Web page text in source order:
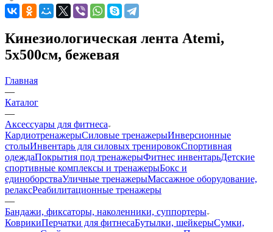
Кинезиологическая лента Atemi,
5х500см, бежевая
Главная
—
Каталог
—
Аксессуары для фитнеса
КардиотренажерыСиловые тренажерыИнверсионные
столыИнвентарь для силовых тренировокСпортивная
одеждаПокрытия под тренажерыФитнес инвентарьДетские
спортивные комплексы и тренажерыБокс и
единоборстваУличные тренажерыМассажное оборудование,
релаксРеабилитационные тренажеры
—
Бандажи, фиксаторы, наколенники, суппортеры
КоврикиПерчатки для фитнесаБутылки, шейкерыСумки,